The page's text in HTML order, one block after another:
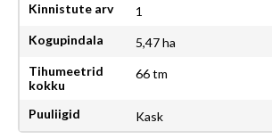
Kinnistute arv
1
Kogupindala
5,47 ha
Tihumeetrid
kokku
66 tm
Puuliigid Kask